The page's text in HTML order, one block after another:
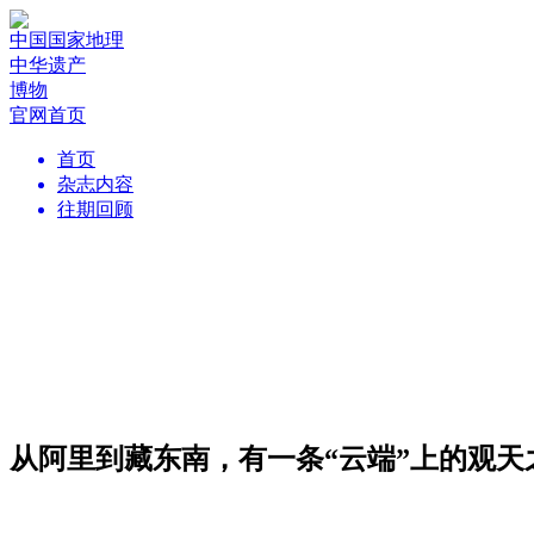
中国国家地理
中华遗产
博物
官网首页
首页
杂志内容
往期回顾
从阿里到藏东南，有一条“云端”上的观天